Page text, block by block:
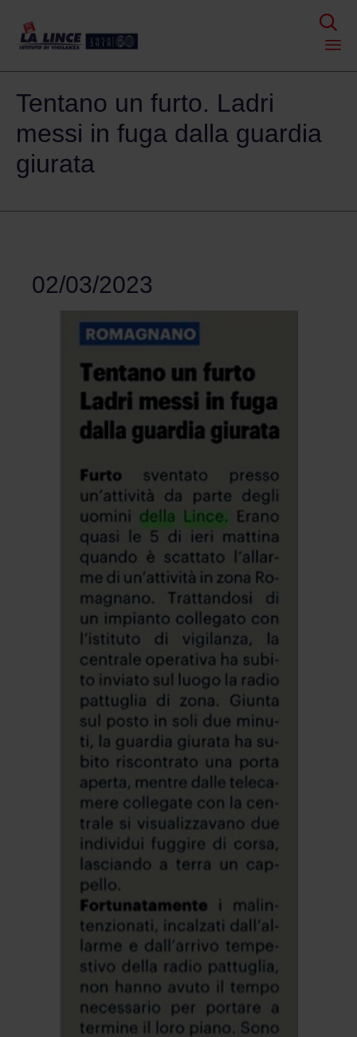

to
Tentano un furto. Ladri
messi in fuga dalla guardia
giurata
02/03/2023